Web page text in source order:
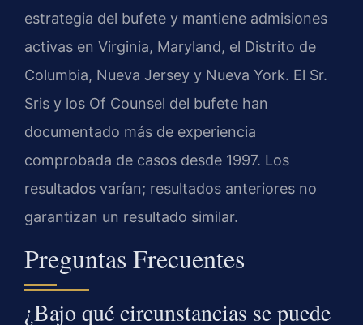
estrategia del bufete y mantiene admisiones
activas en Virginia, Maryland, el Distrito de
Columbia, Nueva Jersey y Nueva York. El Sr.
Sris y los Of Counsel del bufete han
documentado más de experiencia
comprobada de casos desde 1997. Los
resultados varían; resultados anteriores no
garantizan un resultado similar.
Preguntas Frecuentes
¿Bajo qué circunstancias se puede